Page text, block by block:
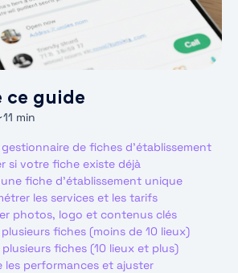
ce guide
min
de fiches d’établissement
si votre fiche existe déjà
fiche d’établissement unique
les services et les tarifs
photos, logo et contenus clés
fiches (moins de 10 lieux)
fiches (10 lieux et plus)
les performances et ajuster